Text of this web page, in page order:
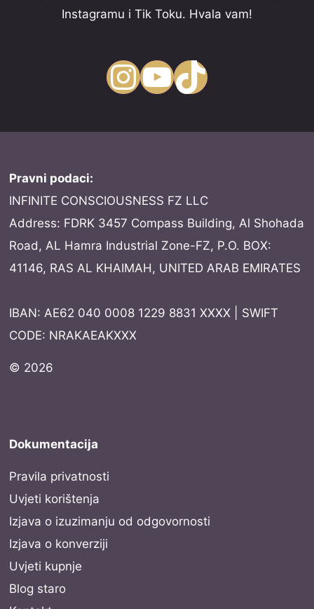
Instagramu i Tik Toku. Hvala vam!
InstagramYouTube TikTok
Pravni podaci:
INFINITE CONSCIOUSNESS FZ LLC
Address: FDRK 3457 Compass Building, Al Shohada
Road, AL Hamra Industrial Zone-FZ, P.O. BOX:
41146, RAS AL KHAIMAH, UNITED ARAB EMIRATES
IBAN: AE62 040 0008 1229 8831 XXXX | SWIFT
CODE: NRAKAEAKXXX
© 2026
Dokumentacija
Pravila privatnosti
Uvjeti korištenja
Izjava o izuzimanju od odgovornosti
Izjava o konverziji
Uvjeti kupnje
Blog staro